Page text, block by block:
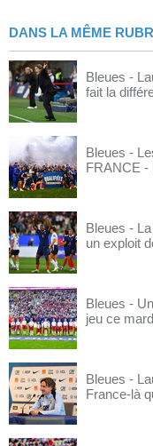
DANS LA MÊME
Bleues -
fait la
Bleues -
FRANCE -
Bleues -
un exploit
Bleues -
jeu ce
Bleues -
France-là